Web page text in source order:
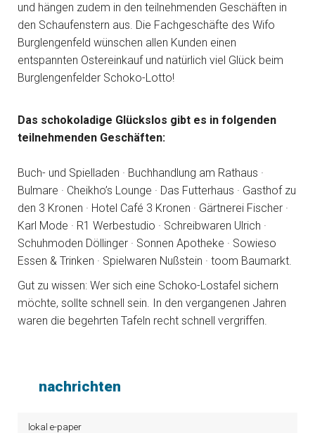
und hängen zudem in den teilnehmenden Geschäften in
den Schaufenstern aus. Die Fachgeschäfte des Wifo
Burglengenfeld wünschen allen Kunden einen
entspannten Ostereinkauf und natürlich viel Glück beim
Burglengenfelder Schoko-Lotto!
Das schokoladige Glückslos gibt es in folgenden
teilnehmenden Geschäften:
Buch- und Spielladen · Buchhandlung am Rathaus ·
Bulmare · Cheikho’s Lounge · Das Futterhaus · Gasthof zu
den 3 Kronen · Hotel Café 3 Kronen · Gärtnerei Fischer ·
Karl Mode · R1 Werbestudio · Schreibwaren Ulrich ·
Schuhmoden Döllinger · Sonnen Apotheke · Sowieso
Essen & Trinken · Spielwaren Nußstein · toom Baumarkt.
Gut zu wissen: Wer sich eine Schoko-Lostafel sichern
möchte, sollte schnell sein. In den vergangenen Jahren
waren die begehrten Tafeln recht schnell vergriffen.
nachrichten
lokal e-paper